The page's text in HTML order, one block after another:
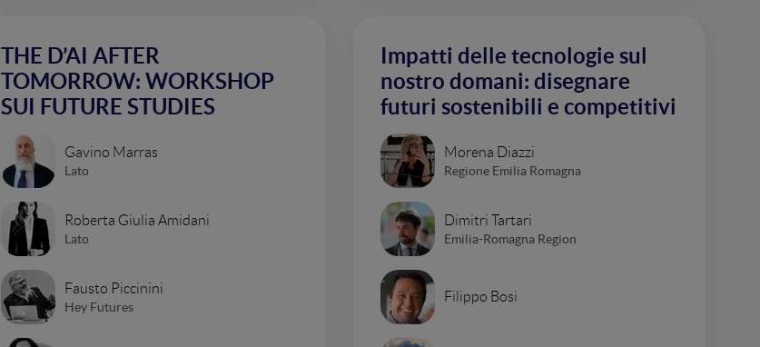
THE D’AI AFTER
TOMORROW: WORKSHOP
SUI FUTURE STUDIES
Gavino Marras
Lato
Roberta Giulia Amidani
Lato
Fausto Piccinini
Hey Futures
Impatti delle tecnologie sul
nostro domani: disegnare
futuri sostenibili e competitivi
Morena Diazzi
Regione Emilia Romagna
Dimitri Tartari
Emilia-Romagna Region
Filippo Bosi